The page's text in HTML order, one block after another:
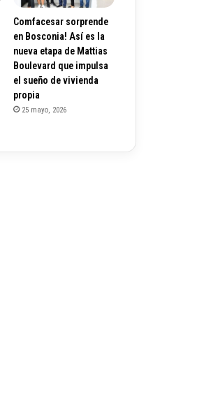
Comfacesar sorprende
en Bosconia! Así es la
nueva etapa de Mattias
Boulevard que impulsa
el sueño de vivienda
propia
25 mayo, 2026